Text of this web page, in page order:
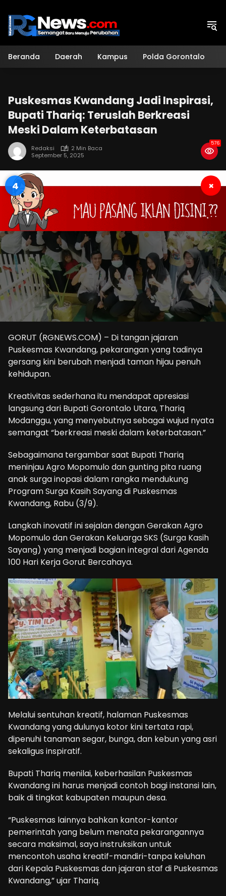
konten
Beranda Daerah Kampus Polda Gorontalo
Puskesmas Kwandang Jadi Inspirasi,
Bupati Thariq: Teruslah Berkreasi
Meski Dalam Keterbatasan
Redaksi
2 Min Baca
September 5, 2025
576
3 ×
GORUT (RGNEWS.COM) – Di tangan jajaran
Puskesmas Kwandang, pekarangan yang tadinya
gersang kini berubah menjadi taman hijau penuh
kehidupan.
Kreativitas sederhana itu mendapat apresiasi
langsung dari Bupati Gorontalo Utara, Thariq
Modanggu, yang menyebutnya sebagai wujud nyata
semangat “berkreasi meski dalam keterbatasan.”
Sebagaimana tergambar saat Bupati Thariq
meninjau Agro Mopomulo dan gunting pita ruang
anak surga inopasi dalam rangka mendukung
Program Surga Kasih Sayang di Puskesmas
Kwandang, Rabu (3/9).
Langkah inovatif ini sejalan dengan Gerakan Agro
Mopomulo dan Gerakan Keluarga SKS (Surga Kasih
Sayang) yang menjadi bagian integral dari Agenda
100 Hari Kerja Gorut Bercahaya.
Melalui sentuhan kreatif, halaman Puskesmas
Kwandang yang dulunya kotor kini tertata rapi,
dipenuhi tanaman segar, bunga, dan kebun yang asri
sekaligus inspiratif.
Bupati Thariq menilai, keberhasilan Puskesmas
Kwandang ini harus menjadi contoh bagi instansi lain,
baik di tingkat kabupaten maupun desa.
“Puskesmas lainnya bahkan kantor-kantor
pemerintah yang belum menata pekarangannya
secara maksimal, saya instruksikan untuk
mencontoh usaha kreatif-mandiri-tanpa keluhan
dari Kepala Puskesmas dan jajaran staf di Puskesmas
Kwandang,” ujar Thariq.